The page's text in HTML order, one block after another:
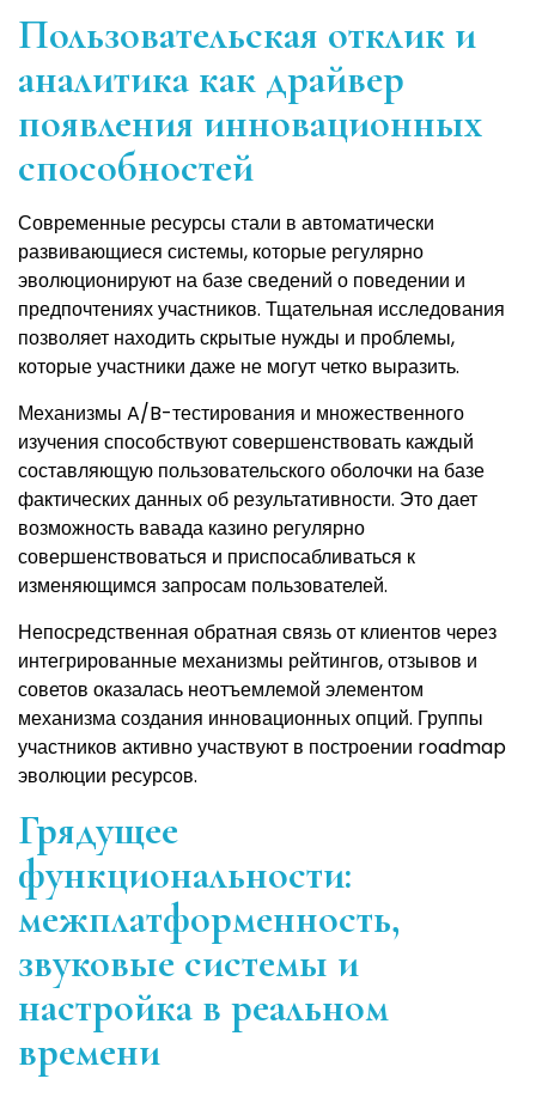
Пользовательская отклик и
аналитика как драйвер
появления инновационных
способностей
Современные ресурсы стали в автоматически
развивающиеся системы, которые регулярно
эволюционируют на базе сведений о поведении и
предпочтениях участников. Тщательная исследования
позволяет находить скрытые нужды и проблемы,
которые участники даже не могут четко выразить.
Механизмы A/B-тестирования и множественного
изучения способствуют совершенствовать каждый
составляющую пользовательского оболочки на базе
фактических данных об результативности. Это дает
возможность вавада казино регулярно
совершенствоваться и приспосабливаться к
изменяющимся запросам пользователей.
Непосредственная обратная связь от клиентов через
интегрированные механизмы рейтингов, отзывов и
советов оказалась неотъемлемой элементом
механизма создания инновационных опций. Группы
участников активно участвуют в построении roadmap
эволюции ресурсов.
Грядущее
функциональности:
межплатформенность,
звуковые системы и
настройка в реальном
времени